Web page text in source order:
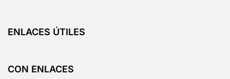
ENLACES ÚTILES
CON ENLACES